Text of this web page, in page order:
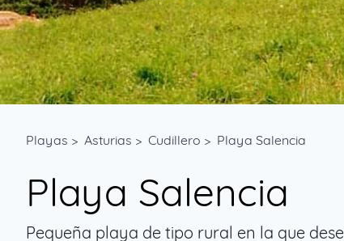
Playas > Asturias > Cudillero > Playa Salencia
Playa Salencia
Pequeña playa de tipo rural en la que